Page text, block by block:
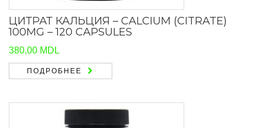
ЦИТРАТ КАЛЬЦИЯ – CALCIUM (CITRATE)
100MG – 120 CAPSULES
380,00 MDL
ПОДРОБНЕЕ